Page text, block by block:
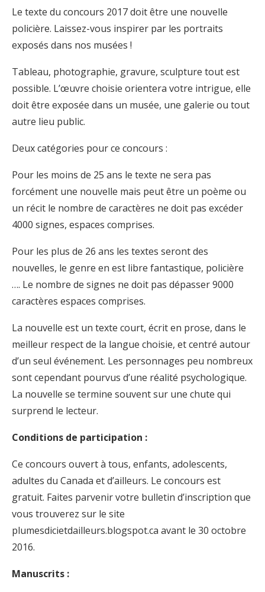
Le texte du concours 2017 doit être une nouvelle
policière. Laissez-vous inspirer par les portraits
exposés dans nos musées !
Tableau, photographie, gravure, sculpture tout est
possible. L’œuvre choisie orientera votre intrigue, elle
doit être exposée dans un musée, une galerie ou tout
autre lieu public.
Deux catégories pour ce concours :
Pour les moins de 25 ans le texte ne sera pas
forcément une nouvelle mais peut être un poème ou
un récit le nombre de caractères ne doit pas excéder
4000 signes, espaces comprises.
Pour les plus de 26 ans les textes seront des
nouvelles, le genre en est libre fantastique, policière
…. Le nombre de signes ne doit pas dépasser 9000
caractères espaces comprises.
La nouvelle est un texte court, écrit en prose, dans le
meilleur respect de la langue choisie, et centré autour
d’un seul événement. Les personnages peu nombreux
sont cependant pourvus d’une réalité psychologique.
La nouvelle se termine souvent sur une chute qui
surprend le lecteur.
Conditions de participation :
Ce concours ouvert à tous, enfants, adolescents,
adultes du Canada et d’ailleurs. Le concours est
gratuit. Faites parvenir votre bulletin d’inscription que
vous trouverez sur le site
plumesdicietdailleurs.blogspot.ca avant le 30 octobre
2016.
Manuscrits :